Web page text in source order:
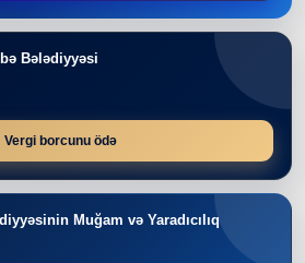
Bələdiyyəsi
Vergi borcunu ödə
Muğam və Yaradıcılıq